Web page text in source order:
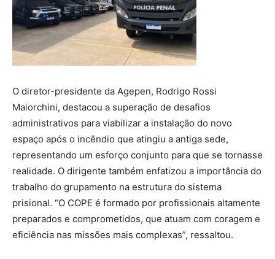
O diretor-presidente da Agepen, Rodrigo Rossi
Maiorchini, destacou a superação de desafios
administrativos para viabilizar a instalação do novo
espaço após o incêndio que atingiu a antiga sede,
representando um esforço conjunto para que se tornasse
realidade. O dirigente também enfatizou a importância do
trabalho do grupamento na estrutura do sistema
prisional. “O COPE é formado por profissionais altamente
preparados e comprometidos, que atuam com coragem e
eficiência nas missões mais complexas”, ressaltou.